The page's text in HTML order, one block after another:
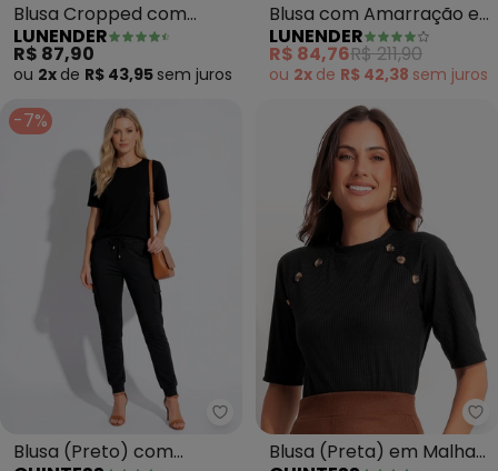
Blusa Cropped com
Decote em V (Preto)
LUNENDER
R$ 87,90
ou 2x de R$ 43,95 sem juros
Blusa com Amarração e
Decote em V (Preto)
LUNENDER
R$ 84,76R$ 211,90
ou 2x de R$ 42,38 sem juros
-7%
Quintess - Blusa (Preto) com
Blusa (Preto) com
Blusa (Preta) em Malha